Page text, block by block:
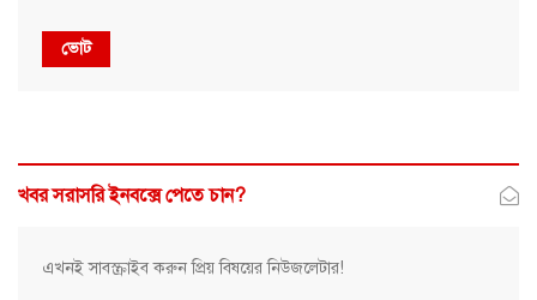
ভোট
খবর সরাসরি ইনবক্সে পেতে চান?
এখনই সাবস্ক্রাইব করুন প্রিয় বিষয়ের নিউজলেটার!